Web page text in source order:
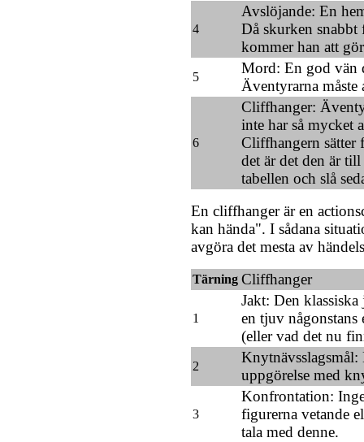
4
Avslöjande: En
Då skurken snabbt
kommer han att
5
Mord: En god vän
Äventyrarna måste
6
Cliffhanger:
inte har så mycket
Cliffhangern sätter
det är det den är
tabellen och slå
En cliffhanger är en
kan hända". I sådana
avgöra det mesta av
Tärning Cliffhanger
1
Jakt: Den
en tjuv
(eller vad det nu
2
Knytnävsslagsmål:
uppgörelse med
3
Konfrontation:
figurerna vetande
tala med denne.